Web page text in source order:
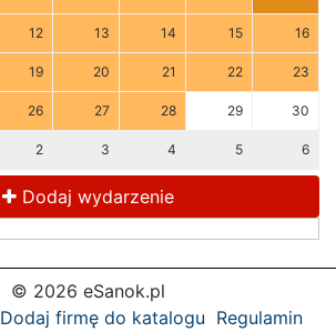
12 13 14 15 16
19 20 21 22 23
26 27 28 29 30
2 3 4 5 6
Dodaj wydarzenie
© 2026 eSanok.pl
Dodaj firmę do katalogu Regulamin